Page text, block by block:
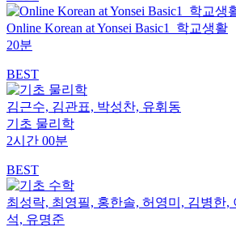
Online Korean at Yonsei Basic1_학교생활
20분
BEST
김근수, 김관표, 박성찬, 유휘동
기초 물리학
2시간 00분
BEST
최성락, 최영필, 홍한솔, 허영미, 김병한,
석, 유명준